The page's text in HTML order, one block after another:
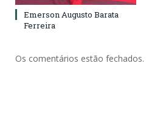
Emerson Augusto Barata
Ferreira
Os comentários estão fechados.